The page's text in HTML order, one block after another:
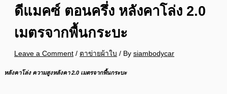
ดีแมคซ์ ตอนครึ่ง หลังคาโล่ง 2.0
เมตรจากพื้นกระบะ
Leave a Comment / ตาข่ายผ้าใบ / By siambodycar
หลังคาโล่ง ความสูงหลังคา 2.0 เมตรจากพื้นกระบะ